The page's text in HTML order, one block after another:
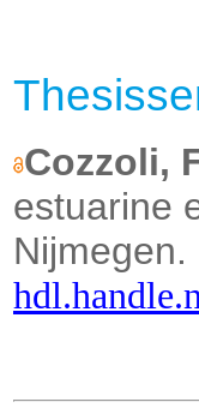
Cozzoli,
estuarine